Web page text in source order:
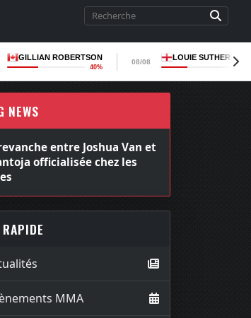
GILLIAN ROBERTSON
40%
08/08
LOUIE
NEWS
entre Joshua Van et
officialisée chez les
MMA